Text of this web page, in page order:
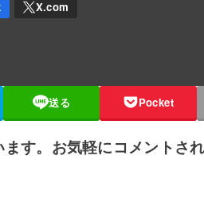
送る Pocket
す。お気軽にコメントさ